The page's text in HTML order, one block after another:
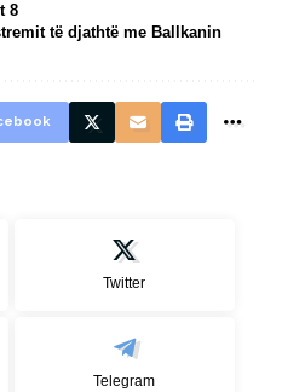
8
të djathtë me Ballkanin
Twitter
Telegram